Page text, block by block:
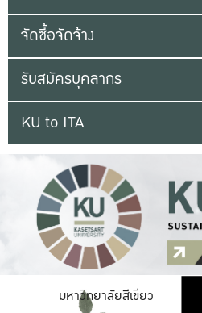
จัดซื้อจัดจ้าง
รับสมัครบุคลากร
KU to ITA
มหาวิทยาลัยสีเขียว